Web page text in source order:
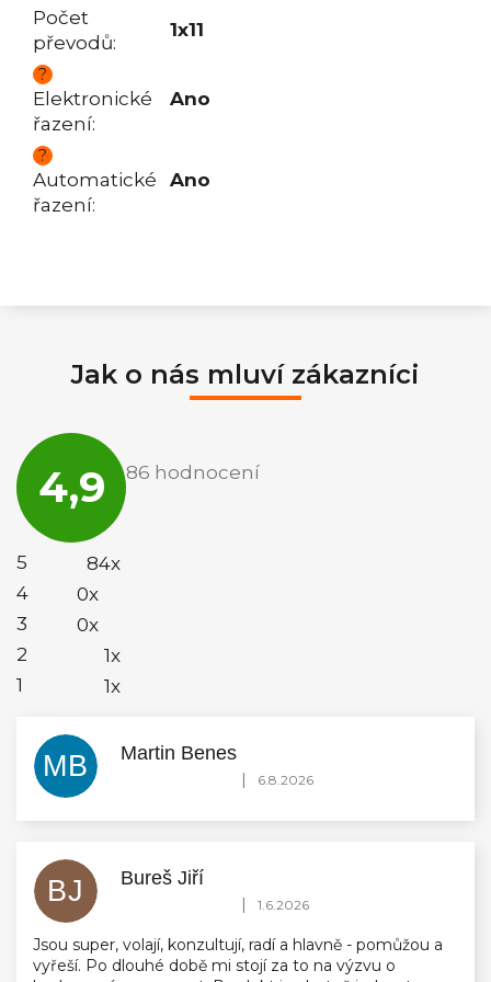
Počet
převodů:
1x11
?
Elektronické
řazení:
Ano
?
Automatické
řazení:
Ano
Jak o nás mluví zákazníci
4,9
obchodu
je
86 hodnocení
5
84x
4
0x
3
0x
2
1x
1
1x
MB Martin Benes
Hodnocení obchodu je 5 z 5 hvězdiček.
6.8.2026
BJ Bureš Jiří
Hodnocení obchodu je 5 z 5 hvězdiček.
1.6.2026
Jsou super, volají, konzultují, radí a hlavně - pomůžou a
vyřeší. Po dlouhé době mi stojí za to na výzvu o